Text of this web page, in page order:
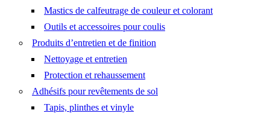
Mastics de calfeutrage de couleur et colorant
Outils et accessoires pour coulis
Produits d’entretien et de finition
Nettoyage et entretien
Protection et rehaussement
Adhésifs pour revêtements de sol
Tapis, plinthes et vinyle